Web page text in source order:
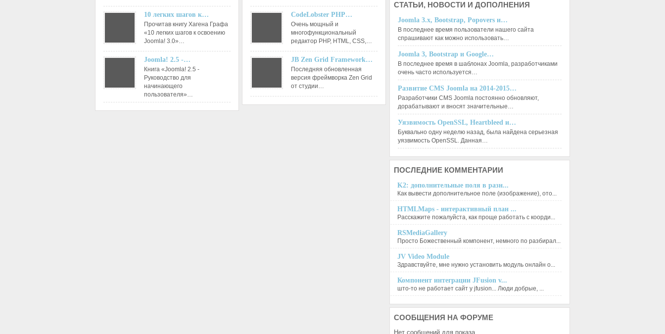
10 легких шагов к…
Прочитав книгу Хагена Графа
«10 легких шагов к освоению
Joomla! 3.0»…
Joomla! 2.5 -…
Книга «Joomla! 2.5 -
Руководство для
начинающего
пользователя»…
CodeLobster PHP…
Очень мощный и
многофункциональный
редактор РНР, HTML, CSS,…
JB Zen Grid Framework…
Последняя обновленная
версия фреймворка Zen Grid
от студии…
СТАТЬИ, НОВОСТИ И ДОПОЛНЕНИЯ
Joomla 3.x, Bootstrap, Popovers и…
В последнее время пользователи нашего сайта
спрашивают как можно использовать…
Joomla 3, Bootstrap и Google…
В последнее время в шаблонах Joomla, разработчиками
очень часто используется…
Развитие CMS Joomla на 2014-2015…
Разработчики CMS Joomla постоянно обновляют,
дорабатывают и вносят значительные…
Уязвимость OpenSSL, Heartbleed и…
Буквально одну неделю назад, была найдена серьезная
уязвимость OpenSSL. Данная…
ПОСЛЕДНИЕ КОММЕНТАРИИ
K2: дополнительные поля в разн...
Как вывести дополнительное поле (изображение), ото...
HTMLMaps - интерактивный план ...
Расскажите пожалуйста, как проще работать с коорди...
RSMediaGallery
Просто Божественный компонент, немного по разбирал...
JV Video Module
Здравствуйте, мне нужно установить модуль онлайн о...
Компонент интеграции JFusion v...
што-то не работает сайт у jfusion... Люди добрые, ...
СООБЩЕНИЯ НА ФОРУМЕ
Нет сообщений для показа